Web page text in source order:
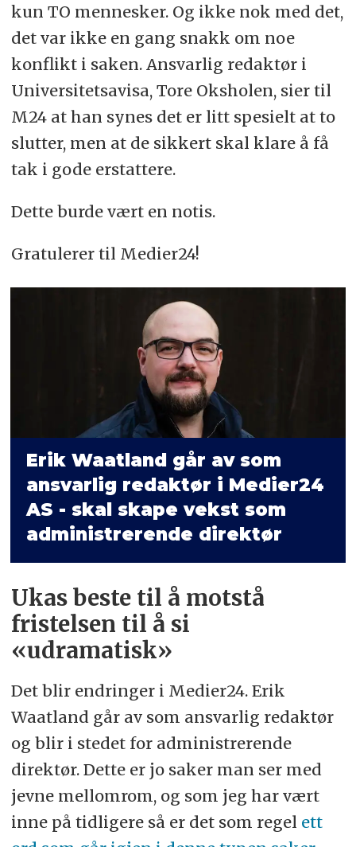
kun TO mennesker. Og ikke nok med det,
det var ikke en gang snakk om noe
konflikt i saken. Ansvarlig redaktør i
Universitetsavisa, Tore Oksholen, sier til
M24 at han synes det er litt spesielt at to
slutter, men at de sikkert skal klare å få
tak i gode erstattere.
Dette burde vært en notis.
Gratulerer til Medier24!
Erik Waatland går av som
ansvarlig redaktør i Medier24
AS - skal skape vekst som
administrerende direktør
Ukas beste til å motstå
fristelsen til å si
«udramatisk»
Det blir endringer i Medier24. Erik
Waatland går av som ansvarlig redaktør
og blir i stedet for administrerende
direktør. Dette er jo saker man ser med
jevne mellomrom, og som jeg har vært
inne på tidligere så er det som regel ett